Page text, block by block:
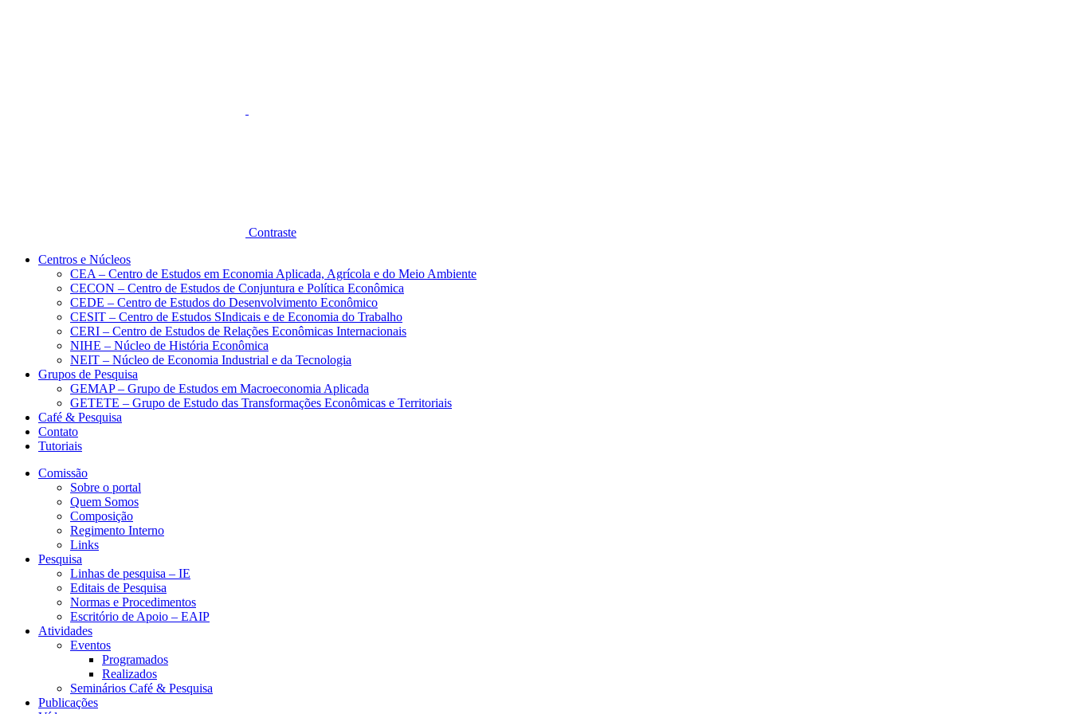
Contraste
Centros e Núcleos
CEA – Centro de Estudos em Economia Aplicada, Agrícola e do Meio Ambiente
CECON – Centro de Estudos de Conjuntura e Política Econômica
CEDE – Centro de Estudos do Desenvolvimento Econômico
CESIT – Centro de Estudos SIndicais e de Economia do Trabalho
CERI – Centro de Estudos de Relações Econômicas Internacionais
NIHE – Núcleo de História Econômica
NEIT – Núcleo de Economia Industrial e da Tecnologia
Grupos de Pesquisa
GEMAP – Grupo de Estudos em Macroeconomia Aplicada
GETETE – Grupo de Estudo das Transformações Econômicas e Territoriais
Café & Pesquisa
Contato
Tutoriais
Comissão
Sobre o portal
Quem Somos
Composição
Regimento Interno
Links
Pesquisa
Linhas de pesquisa – IE
Editais de Pesquisa
Normas e Procedimentos
Escritório de Apoio – EAIP
Atividades
Eventos
Programados
Realizados
Seminários Café & Pesquisa
Publicações